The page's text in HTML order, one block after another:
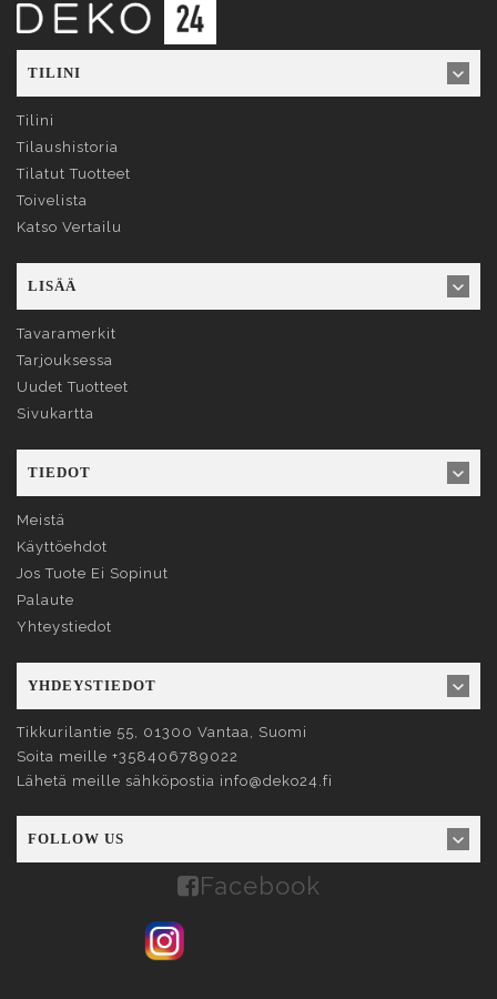
TILINI
Tilini
Tilaushistoria
Tilatut Tuotteet
Toivelista
Katso Vertailu
LISÄÄ
Tavaramerkit
Tarjouksessa
Uudet Tuotteet
Sivukartta
TIEDOT
Meistä
Käyttöehdot
Jos Tuote Ei Sopinut
Palaute
Yhteystiedot
YHDEYSTIEDOT
Tikkurilantie 55, 01300 Vantaa, Suomi
Soita meille +358406789022
Lähetä meille sähköpostia info@deko24.fi
FOLLOW US
Facebook